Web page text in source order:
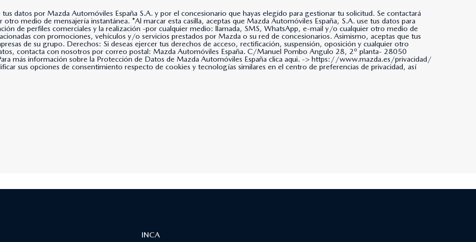
datos por Mazda Automóviles España S.A. y por el concesionario que hayas elegido para gestionar tu solicitud. Se contactará
casilla, aceptas que Mazda Automóviles España, S.A. use tus datos para
de perfiles comerciales y la realización -por cualquier medio: llamada, SMS, WhatsApp, e-mail y/o cualquier otro medio de
con promociones, vehículos y/o servicios prestados por Mazda o su red de concesionarios. Asimismo, aceptas que tus
de su grupo. Derechos: Si deseas ejercer tus derechos de acceso, rectificación, suspensión, oposición y cualquier otro
contacta con nosotros por correo postal: Mazda Automóviles España. C/Manuel Pombo Angulo 28, 2º planta- 28050
más información sobre la Protección de Datos de Mazda Automóviles España clica aqui. -> https://www.mazda.es/privacidad/
sus opciones de consentimiento respecto de cookies y tecnologías similares en el centro de preferencias de privacidad, así
INCA